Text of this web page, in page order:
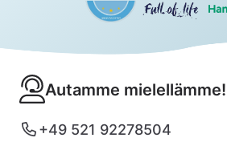
Autamme mielellämme!
+49 521 92278504